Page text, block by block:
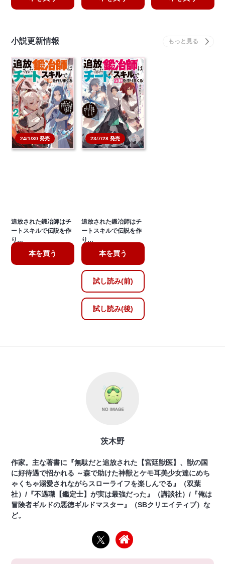
小説更新情報
24/1/30 発売
追放された鍛冶師はチ
ートスキルで伝説を作
り…
本を買う
23/7/28 発売
追放された鍛冶師はチ
ートスキルで伝説を作
り…
本を買う
試し読み(前)
試し読み(後)
茨木野
作家。主な著書に『無駄だと追放された【宮廷獣医】、獣の国
に好待遇で招かれる ～森で助けた神獣とケモ耳美少女達にめち
ゃくちゃ溺愛されながらスローライフを楽しんでる』（双葉
社）/『不遇職【鑑定士】が実は最強だった』（講談社）/『俺は
冒険者ギルドの悪徳ギルドマスター』（SBクリエイティブ）な
ど。